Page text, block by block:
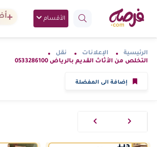
الأقسام
الرئيسية الإعلانات
نقل
التخلص من الأثاث القديم بالرياض 0533286100
إضافة الى المفضلة